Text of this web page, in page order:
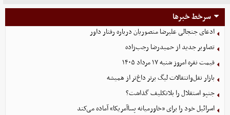
سرخط خبرها
ادعای جنجالی علیرضا منصوریان درباره رفتار داور
تصاویر جدید از حمیدرضا رجب‌زاده
قیمت نقره امروز شنبه ۱۷ مرداد ۱۴۰۵
بازار نقل‌وانتقالات لیگ برتر داغ‌تر از همیشه
جنپو استقلال را بلاتکلیف گذاشت؟
اسرائیل خود را برای «خاورمیانه پساآمریکا» آماده می‌کند